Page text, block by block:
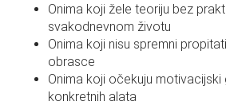
Onima koji žele teoriju bez
svakodnevnom životu
Onima koji nisu spremni
obrasce
Onima koji očekuju
konkretnih alata